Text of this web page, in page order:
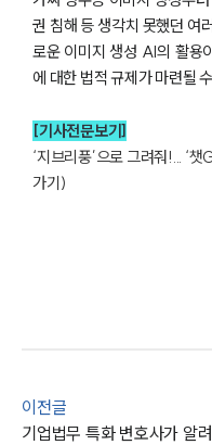
권 침해 등 생각치 못했던 여
로운 이미지 생성 AI의 활용
에 대한 법적 규제가 마련될
[기사전문보기]
‘지브리풍’으로 그려줘!... ‘
가기)
이전글